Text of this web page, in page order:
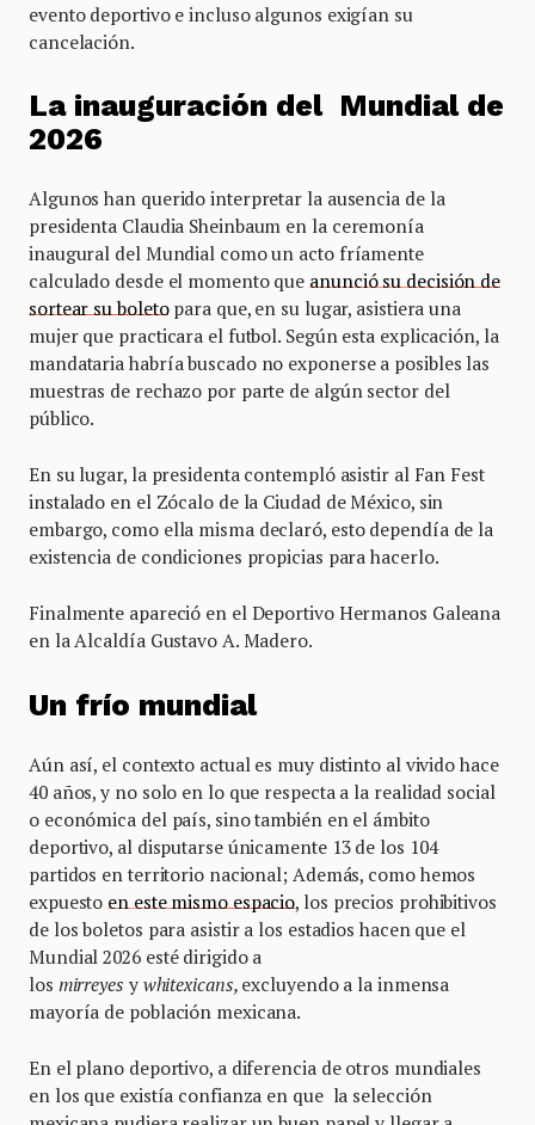
evento deportivo e incluso algunos exigían su
cancelación.
La inauguración del Mundial de
2026
Algunos han querido interpretar la ausencia de la
presidenta Claudia Sheinbaum en la ceremonía
inaugural del Mundial como un acto fríamente
calculado desde el momento queanunció su decisión de
sortear su boletopara que, en su lugar, asistiera una
mujer que practicara el futbol. Según esta explicación, la
mandataria habría buscado no exponerse a posibles las
muestras de rechazo por parte de algún sector del
público.
En su lugar, la presidenta contempló asistir al Fan Fest
instalado en el Zócalo de la Ciudad de México, sin
embargo, como ella misma declaró, esto dependía de la
existencia de condiciones propicias para hacerlo.
Finalmente apareció en el Deportivo Hermanos Galeana
en la Alcaldía Gustavo A. Madero.
Un frío mundial
Aún así, el contexto actual es muy distinto al vivido hace
40 años, y no solo en lo que respecta a la realidad social
o económica del país, sino también en el ámbito
deportivo, al disputarse únicamente 13 de los 104
partidos en territorio nacional; Además, como hemos
expuestoen este mismo espacio, los precios prohibitivos
de los boletos para asistir a los estadios hacen que el
Mundial 2026 esté dirigido a
los mirreyes y whitexicans, excluyendo a la inmensa
mayoría de población mexicana.
En el plano deportivo, a diferencia de otros mundiales
en los que existía confianza en que la selección